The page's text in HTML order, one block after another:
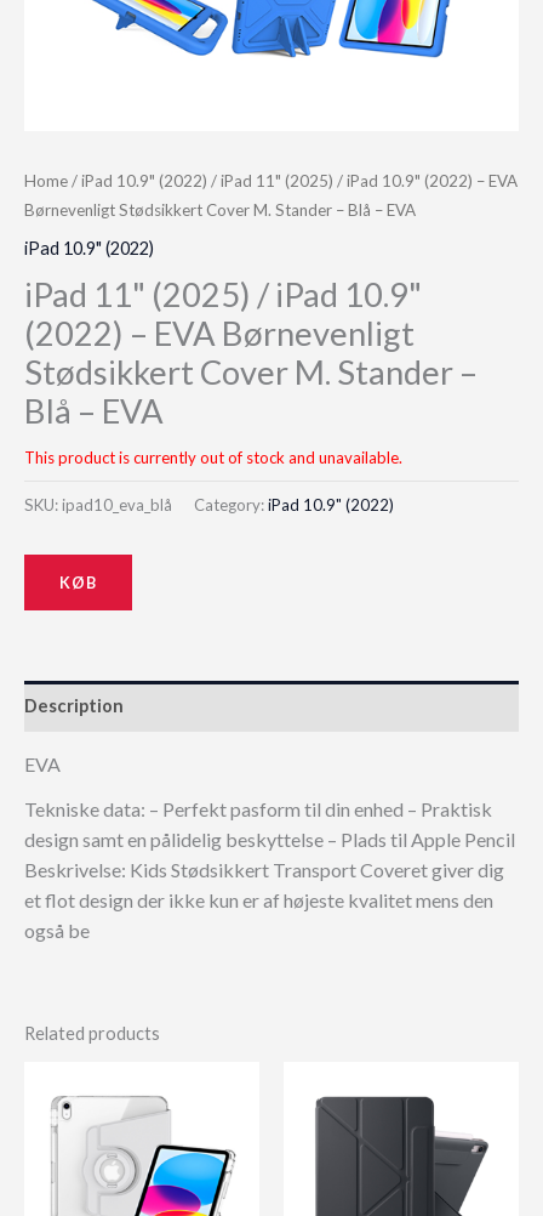
Home/iPad 10.9" (2022) / iPad 11" (2025) / iPad 10.9" (2022) – EVA
Børnevenligt Stødsikkert Cover M. Stander – Blå – EVA
iPad 10.9" (2022)
iPad 11" (2025) / iPad 10.9"
(2022) – EVA Børnevenligt
Stødsikkert Cover M. Stander –
Blå – EVA
This product is currently out of stock and unavailable.
SKU: ipad10_eva_blå Category:iPad 10.9" (2022)
KØB
Description
EVA
Tekniske data: – Perfekt pasform til din enhed – Praktisk
design samt en pålidelig beskyttelse – Plads til Apple Pencil
Beskrivelse: Kids Stødsikkert Transport Coveret giver dig
et flot design der ikke kun er af højeste kvalitet mens den
også be
Related products